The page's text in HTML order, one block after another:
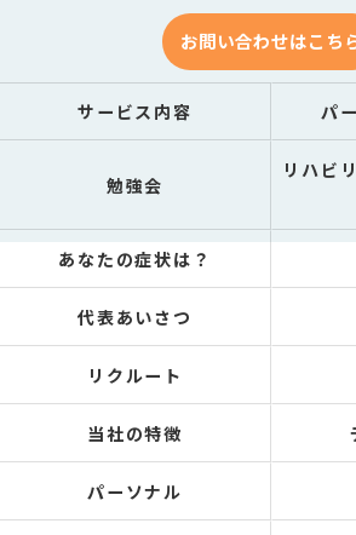
お問い合わせはこち
サービス内容 パ
勉強会
リハビ
あなたの症状は？
代表あいさつ
リクルート
当社の特徴
パーソナル